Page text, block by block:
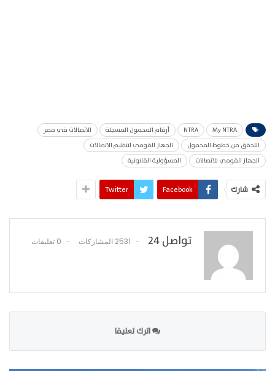
My NTRA
NTRA أرقام المحمول المسجلة
الاتصالات في مصر
التحقق من خطوط المحمول
الجهاز القومي لتنظيم الاتصالات
الجهاز القومي للاتصالات
المسؤولية القانونية
شارك Facebook
Twitter
تواصل 24 2531 المشاركات 0 تعليقات
اترك تعليقا